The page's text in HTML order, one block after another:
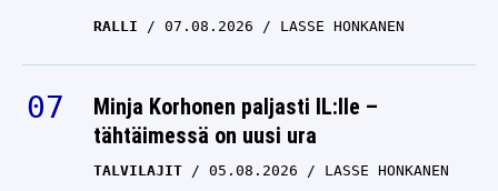
RALLI 07.08.2026 LASSE HONKANEN
Minja Korhonen paljasti IL:lle –
tähtäimessä on uusi ura
TALVILAJIT 05.08.2026 LASSE HONKANEN